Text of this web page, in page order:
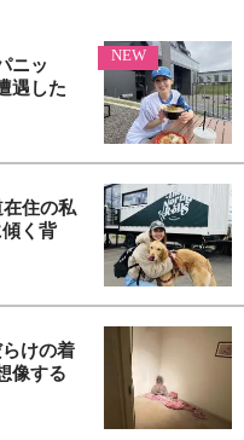
ニッ
遇した
NEW
住の私
く背
けの着
像する